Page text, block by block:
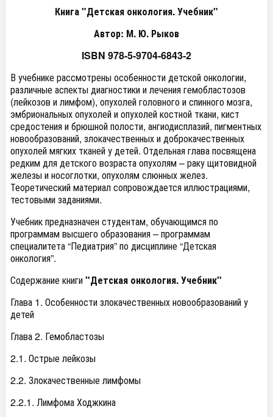
Книга "Детская онкология. Учебник"
Автор: М. Ю. Рыков
ISBN 978-5-9704-6843-2
В учебнике рассмотрены особенности детской онкологии,
различные аспекты диагностики и лечения гемобластозов
(лейкозов и лимфом), опухолей головного и спинного мозга,
эмбриональных опухолей и опухолей костной ткани, кист
средостения и брюшной полости, ангиодисплазий, пигментных
новообразований, злокачественных и доброкачественных
опухолей мягких тканей у детей. Отдельная глава посвящена
редким для детского возраста опухолям – раку щитовидной
железы и носоглотки, опухолям слюнных желез.
Теоретический материал сопровождается иллюстрациями,
тестовыми заданиями.
Учебник предназначен студентам, обучающимся по
программам высшего образования – программам
специалитета “Педиатрия” по дисциплине “Детская
онкология”.
Содержание книги"Детская онкология. Учебник"
Глава 1. Особенности злокачественных новообразований у
детей
Глава 2. Гемобластозы
2.1. Острые лейкозы
2.2. Злокачественные лимфомы
2.2.1. Лимфома Ходжкина